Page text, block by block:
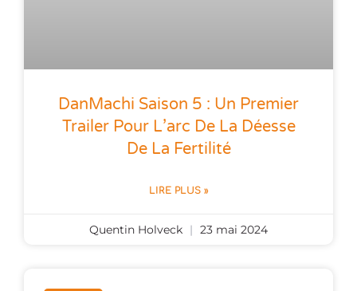
DanMachi Saison 5 : Un Premier
Trailer Pour L’arc De La Déesse
De La Fertilité
LIRE PLUS »
Quentin Holveck 23 mai 2024